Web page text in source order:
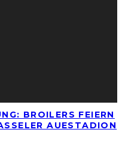
BROILERS FEIERN
AUESTADION